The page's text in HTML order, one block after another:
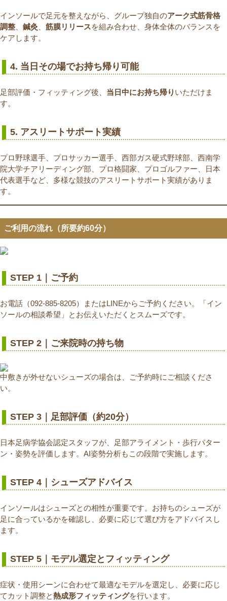
インソールで足元を整えながら、グループ独自のアーク式筋骨格
調整
鍼灸 筋膜リリースを組み合わせ、身体全体のバランスを
ケアします。
4. 当日その場でお持ち帰り可能
足部評価・フィッティング後、 当日中にお持ち帰り いただけま
す。
5. アスリートサポート実績
プロ野球選手、プロサッカー選手、西部ガス硬式野球部、西南学
院大学チアリーディング部、プロ格闘家、プロゴルファー、日本
代表選手など、多様な競技のアスリートサポート実績がありま
す。
ご利用の流れ（所要約60分）
STEP 1｜ご予約
お電話（092-885-8205）またはLINEからご予約ください。「イン
ソールの相談希望」とお伝えいただくとスムーズです。
STEP 2｜ご来院時の持ち物
中敷きが外せないシューズの場合は、ご予約時にご相談くださ
い。
STEP 3｜足部評価（約20分）
日本足病学協会認定スタッフが、足部アライメント・歩行パター
ン・姿勢を評価します。AI姿勢分析もこの段階で実施します。
STEP 4｜シューズアドバイス
インソールはシューズとの相性が重要です。お持ちのシューズが
足に合っているかを確認し、必要に応じて選び方をアドバイスし
ます。
STEP 5｜モデル選定とフィッティング
症状・使用シーンに合わせて最適なモデルを選定し、必要に応じ
てカット調整と熱成形フィッティングを行います。